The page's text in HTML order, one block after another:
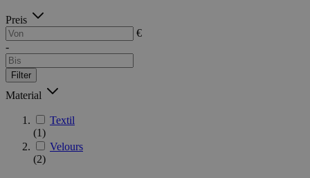
Preis
€
-
Filter
Material
Textil
(1)
Velours
(2)